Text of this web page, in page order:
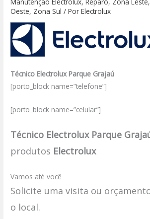
Oeste, Zona Sul / PorElectrolux
Técnico Electrolux Parque Grajaú
[porto_block name=”telefone”]
[porto_block name=”celular”]
Técnico Electrolux Parque
produtos Electrolux
Vamos até você
Solicite uma visita ou
o local.